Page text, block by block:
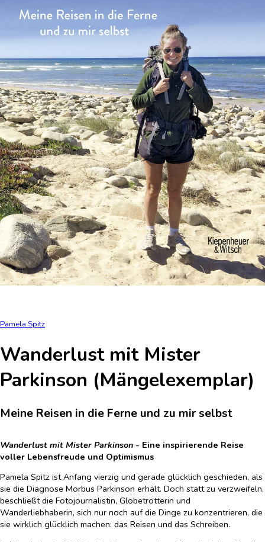
Pamela Spitz
Wanderlust mit Mister
Parkinson (Mängelexemplar)
Meine Reisen in die Ferne und zu mir selbst
Wanderlust mit Mister Parkinson - Eine inspirierende Reise
voller Lebensfreude und Optimismus
Pamela Spitz ist Anfang vierzig und gerade glücklich geschieden, als
sie die Diagnose Morbus Parkinson erhält. Doch statt zu verzweifeln,
beschließt die Fotojournalistin, Globetrotterin und
Wanderliebhaberin, sich nur noch auf die Dinge zu konzentrieren, die
sie wirklich glücklich machen: das Reisen und das Schreiben.